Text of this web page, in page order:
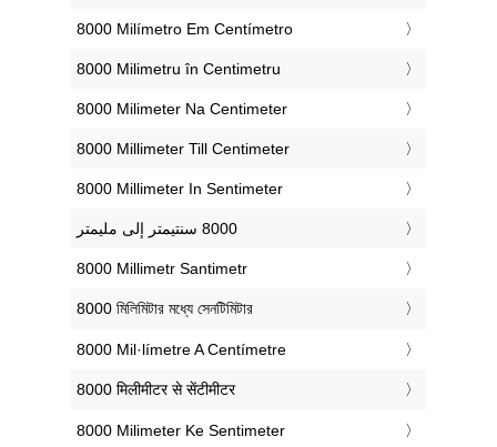
‎8000 Milímetro Em Centímetro
‎8000 Milimetru în Centimetru
‎8000 Milimeter Na Centimeter
‎8000 Millimeter Till Centimeter
‎8000 Millimeter In Sentimeter
‎8000 Millimetr Santimetr
‎8000 মিলিমিটার মধ্যে সেনটিমিটার
‎8000 Mil·límetre A Centímetre
‎8000 मिलीमीटर से सेंटीमीटर
‎8000 Milimeter Ke Sentimeter